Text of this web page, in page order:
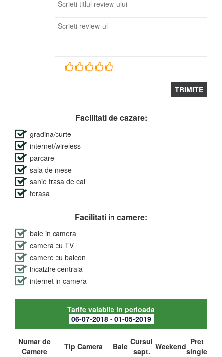
Facilitati de cazare:
gradina/curte
internet/wireless
parcare
sala de mese
sanie trasa de cai
terasa
Facilitati in camere:
baie in camera
camera cu TV
camere cu balcon
incalzire centrala
internet in camera
Tarife valabile in perioada
06-07-2018 - 01-05-2019
Numar de
Camere
Tip Camera Baie Cursul
sapt. Weekend Pret
single